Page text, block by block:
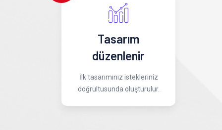
Tasarım
düzenlenir
İlk tasarımınız istekleriniz
doğrultusunda oluşturulur.